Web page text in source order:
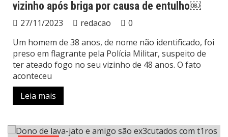
vizinho após briga por causa de entulho￼
27/11/2023 redacao
0
Um homem de 38 anos, de nome não identificado, foi
preso em flagrante pela Polícia Militar, suspeito de
ter ateado fogo no seu vizinho de 48 anos. O fato
aconteceu
Leia mais